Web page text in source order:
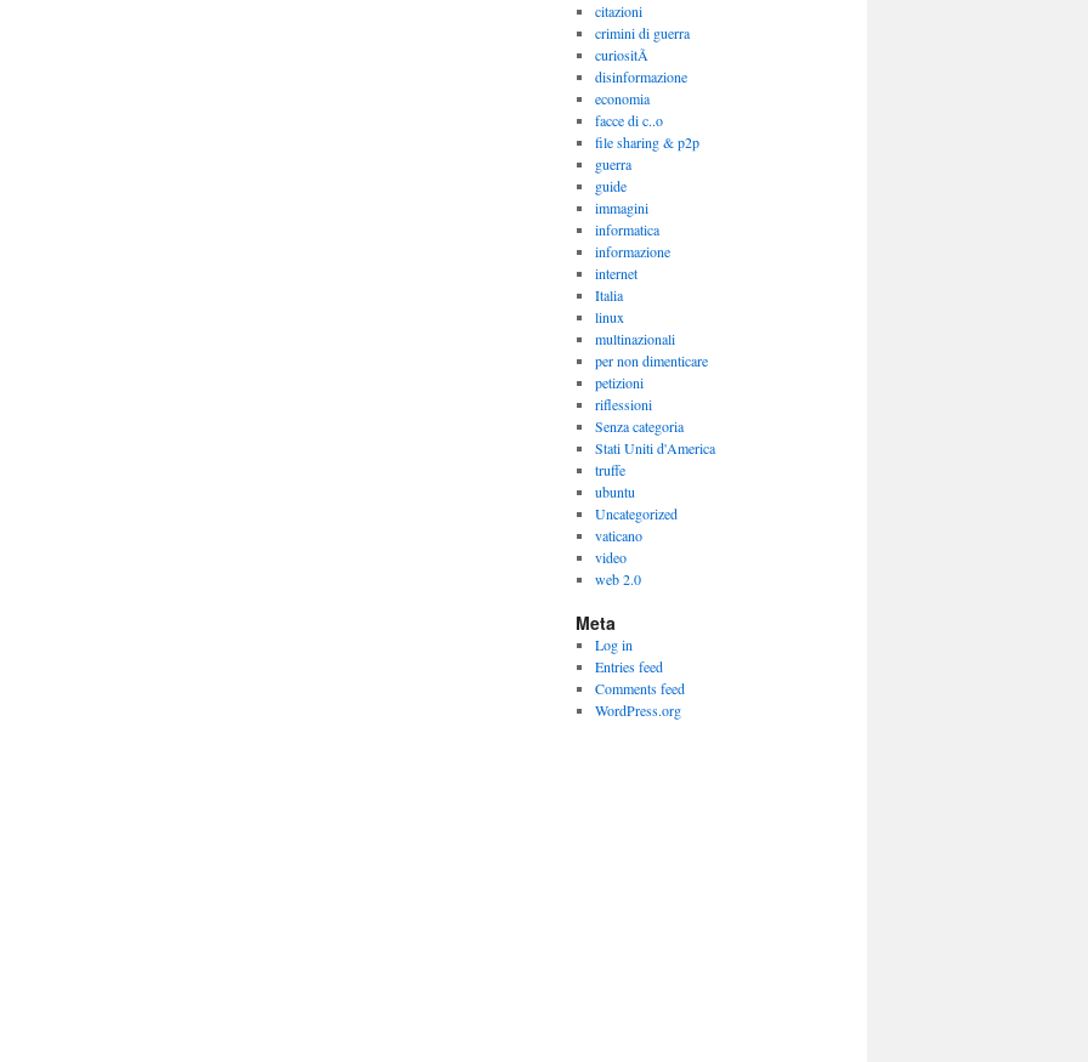
citazioni
crimini di guerra
curiositÃ
disinformazione
economia
facce di c..o
file sharing & p2p
guerra
guide
immagini
informatica
informazione
internet
Italia
linux
multinazionali
per non dimenticare
petizioni
riflessioni
Senza categoria
Stati Uniti d'America
truffe
ubuntu
Uncategorized
vaticano
video
web 2.0
Meta
Log in
Entries feed
Comments feed
WordPress.org